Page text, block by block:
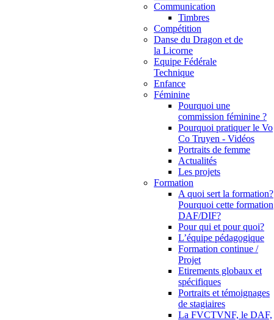
Communication
Timbres
Compétition
Danse du Dragon et de
la Licorne
Equipe Fédérale
Technique
Enfance
Féminine
Pourquoi une
commission féminine ?
Pourquoi pratiquer le Vo
Co Truyen - Vidéos
Portraits de femme
Actualités
Les projets
Formation
A quoi sert la formation?
Pourquoi cette formation
DAF/DIF?
Pour qui et pour quoi?
L’équipe pédagogique
Formation continue /
Projet
Etirements globaux et
spécifiques
Portraits et témoignages
de stagiaires
La FVCTVNF, le DAF,